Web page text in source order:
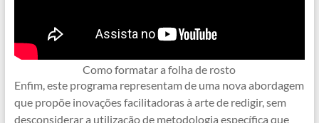
Como formatar a folha de rosto
Enfim, este programa representam de uma nova abordagem
que propõe inovações facilitadoras à arte de redigir, sem
desconsiderar a utilização de metodologia específica que